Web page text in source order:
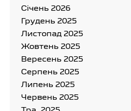
Cічень 2026
Грудень 2025
Листопад 2025
Жовтень 2025
Вересень 2025
Серпень 2025
Липень 2025
Червень 2025